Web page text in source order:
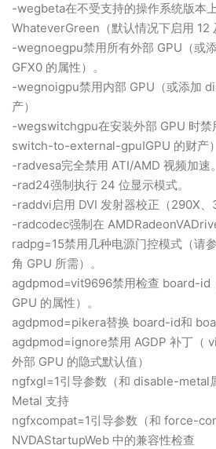
-wegbeta在不受支持的操作系统版本
WhateverGreen（默认情况下启用 12
-wegnoegpu禁用所有外部 GPU（或
GFX0 的属性）。
-wegnoigpu禁用内部 GPU（或添加
产）
-wegswitchgpu在安装外部 GPU 时禁
switch-to-external-gpuIGPU 的财产）
-radvesa完全禁用 ATI/AMD 视频加速。
-rad24强制执行 24 位显示模式。
-raddvi启用 DVI 发射器校正（290X、
-radcodec强制在
radpg=15禁用几种电源门控模式（请
角 GPU 所需）。
agdpmod=vit9696禁用检查 board-id
GPU 的属性）。
agdpmod=pikera替换 board-id和
agdpmod=ignore禁用 AGDP 补丁（
外部 GPU 的隐式默认值）
ngfxgl=1引导参数（和 disable-metal
Metal 支持
ngfxcompat=1引导参数（和 force-
NVDAStartupWeb 中的兼容性检查